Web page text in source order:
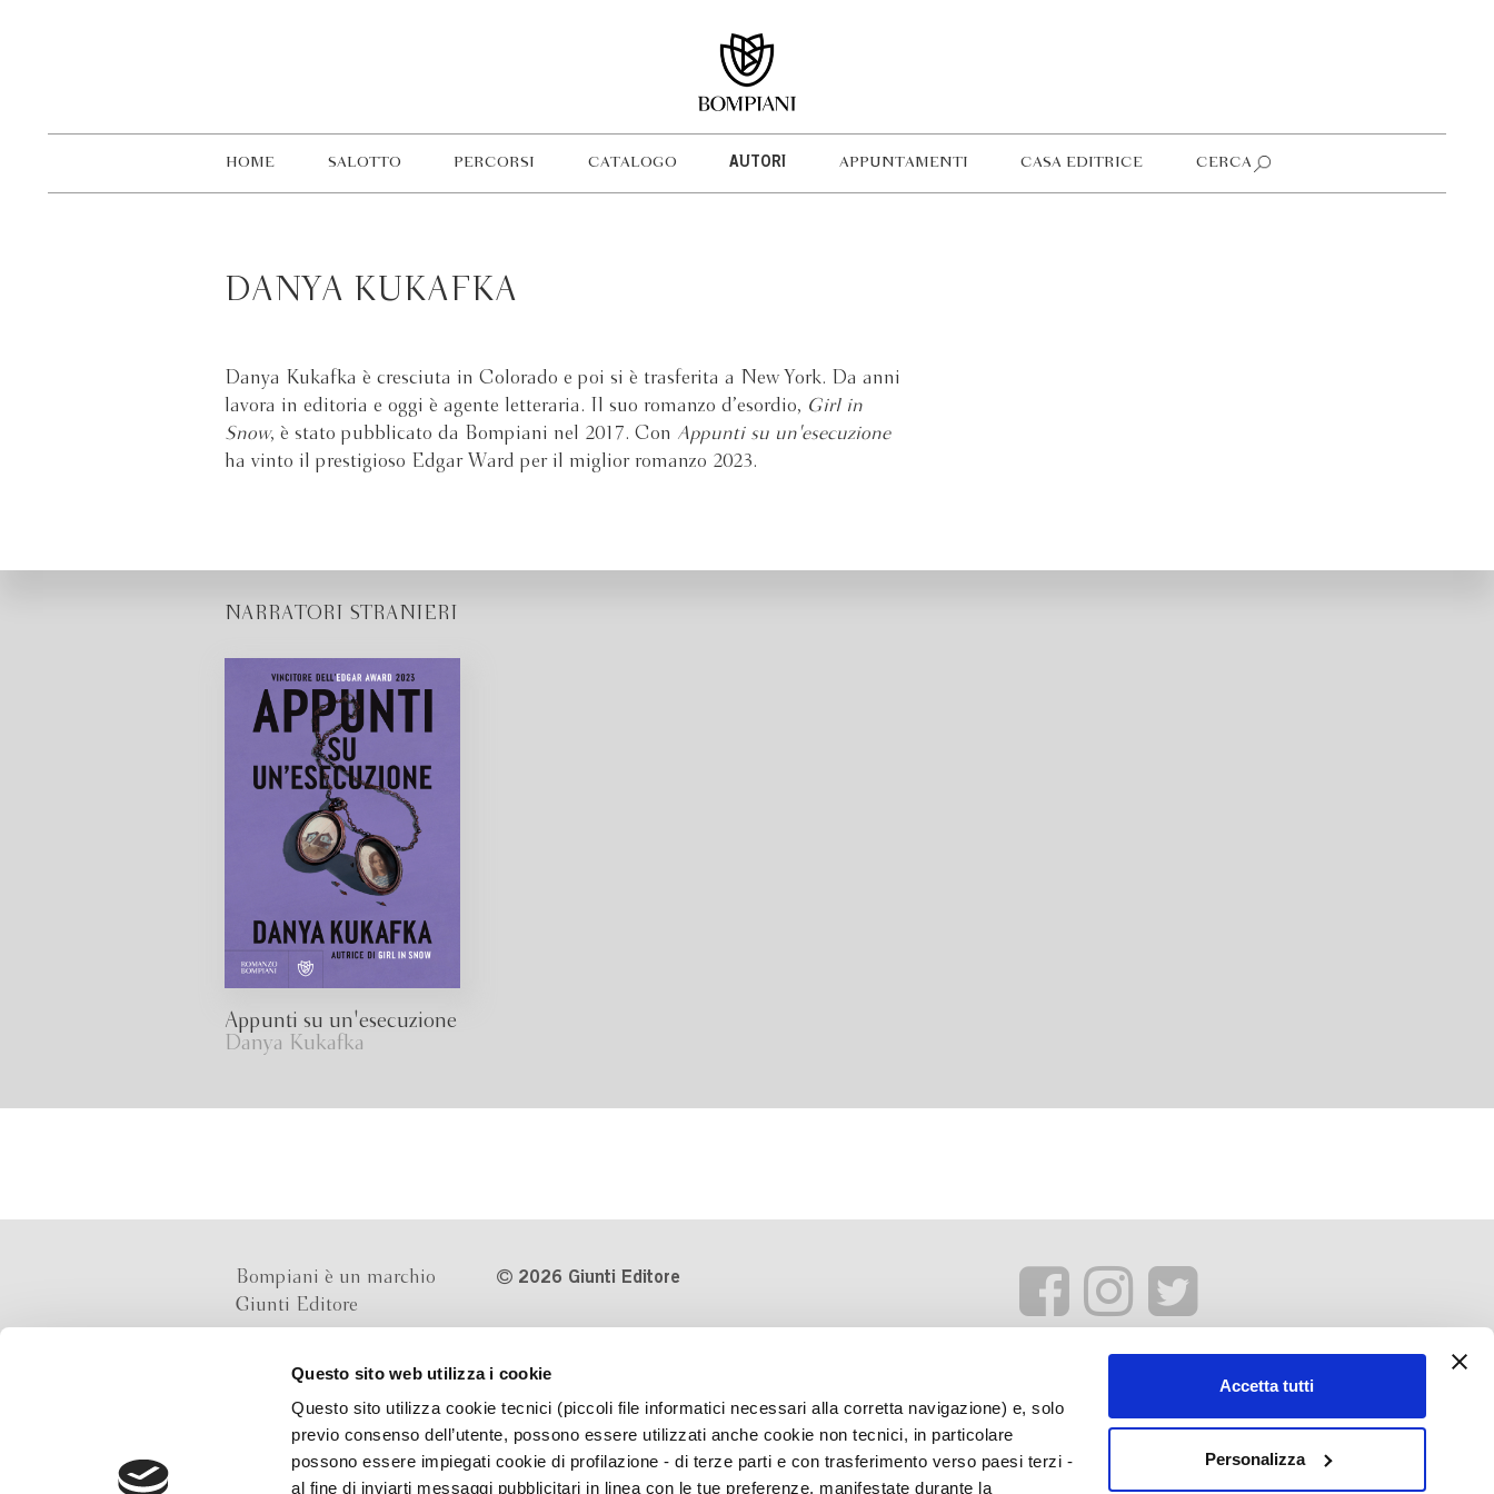
Questo sito web utilizza i cookie
Questo sito utilizza cookie tecnici (piccoli file informatici necessari alla corretta navigazione) e, solo
previo consenso dell’utente, possono essere utilizzati anche cookie non tecnici, in particolare
possono essere impiegati cookie di profilazione - di terze parti e con trasferimento verso paesi terzi -
al fine di inviarti messaggi pubblicitari in linea con le tue preferenze, manifestate durante la
Accetta tutti
Personalizza
HOME SALOTTO PERCORSI CATALOGO AUTORI APPUNTAMENTI CASA EDITRICE CERCA
DANYA KUKAFKA
Danya Kukafka è cresciuta in Colorado e poi si è trasferita a New York. Da anni
lavora in editoria e oggi è agente letteraria. Il suo romanzo d’esordio, Girl in
Snow, è stato pubblicato da Bompiani nel 2017. Con Appunti su un'esecuzione
ha vinto il prestigioso Edgar Ward per il miglior romanzo 2023.
NARRATORI STRANIERI
Appunti su un'esecuzione
Danya Kukafka
Bompiani è un marchio
Giunti Editore
Via Bolognese 165,
50139 Firenze
2026 Giunti Editore
Numero d'iscrizione al Registro
Imprese di Milano REA 1327444